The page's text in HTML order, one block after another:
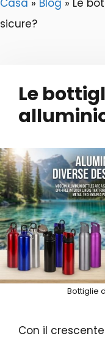
Casa » Blog » Le
sicure?
Le
Bottiglie
Con il